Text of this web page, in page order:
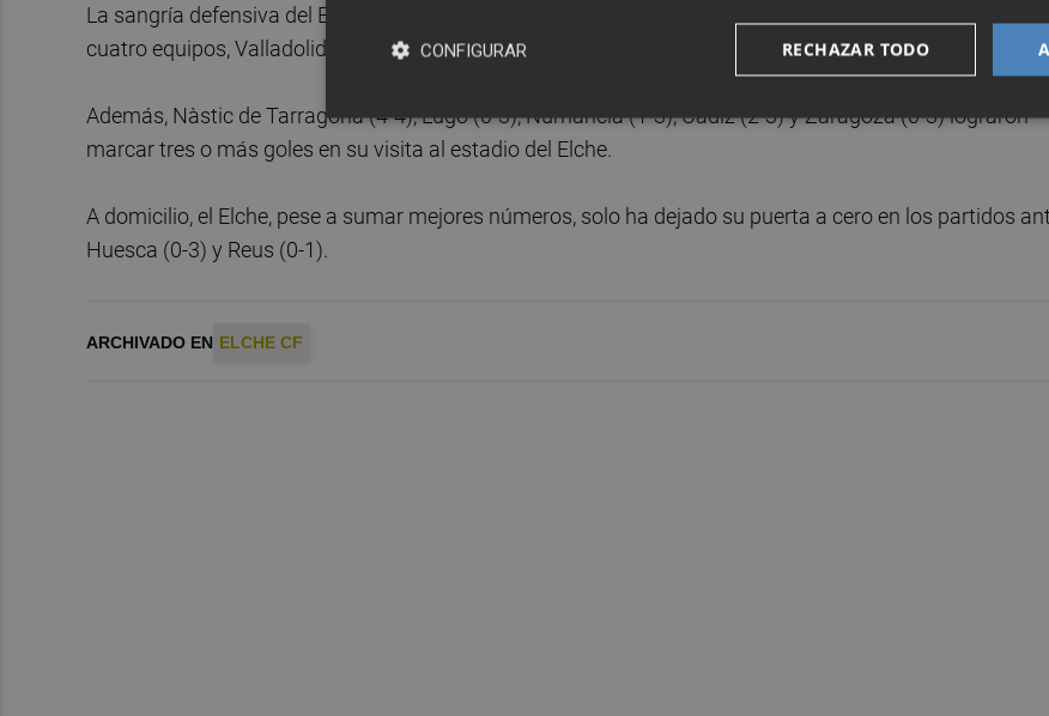
La sangría defensiva del Elche se hace especialmente evidente en los partidos como local, ya que solo
cuatro equipos, Valladolid, Mallorca, Girona y Alcorcón se han quedado sin anotar en el Martínez Valero.
Además, Nàstic de Tarragona (4-4), Lugo (0-3), Numancia (1-3), Cádiz (2-3) y Zaragoza (0-3) lograron
marcar tres o más goles en su visita al estadio del Elche.
A domicilio, el Elche, pese a sumar mejores números, solo ha dejado su puerta a cero en los partidos
Huesca (0-3) y Reus (0-1).
ARCHIVADO EN ELCHE CF
RECHAZAR TODO
CONFIGURAR